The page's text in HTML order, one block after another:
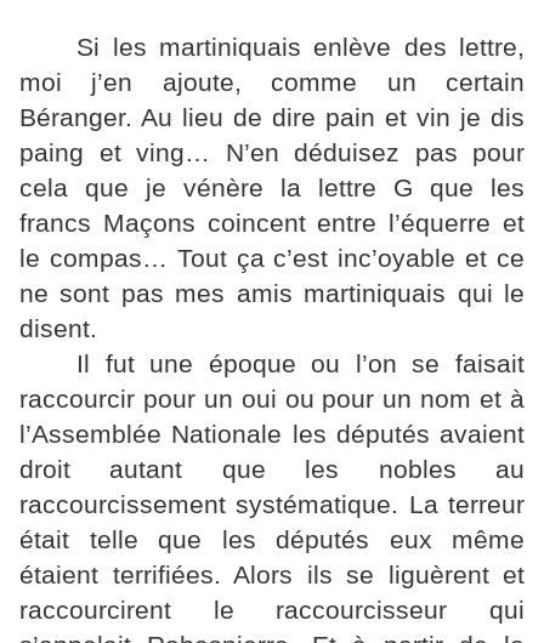
Si les martiniquais enlève des lettre,
moi j’en ajoute, comme un certain
Béranger. Au lieu de dire pain et vin je dis
paing et ving… N’en déduisez pas pour
cela que je vénère la lettre G que les
francs Maçons coincent entre l’équerre et
le compas… Tout ça c’est inc’oyable et ce
ne sont pas mes amis martiniquais qui le
disent.
Il fut une époque ou l’on se faisait
raccourcir pour un oui ou pour un nom et à
l’Assemblée Nationale les députés avaient
droit autant que les nobles au
raccourcissement systématique. La terreur
était telle que les députés eux même
étaient terrifiées. Alors ils se liguèrent et
raccourcirent le raccourcisseur qui